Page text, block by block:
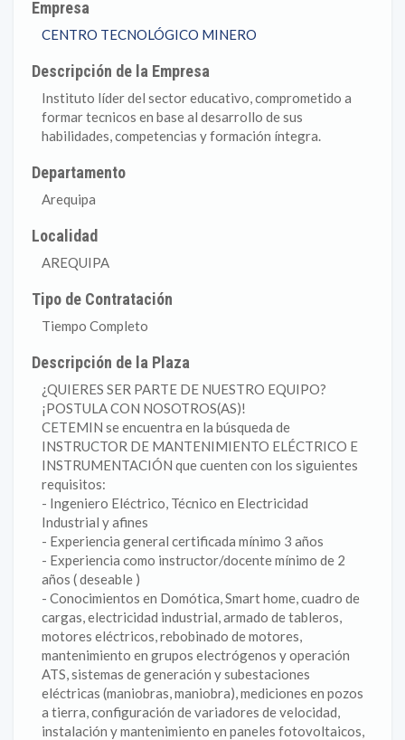
Empresa
CENTRO TECNOLÓGICO MINERO
Descripción de la Empresa
Instituto líder del sector educativo, comprometido a
formar tecnicos en base al desarrollo de sus
habilidades, competencias y formación íntegra.
Departamento
Arequipa
Localidad
AREQUIPA
Tipo de Contratación
Tiempo Completo
Descripción de la Plaza
¿QUIERES SER PARTE DE NUESTRO EQUIPO?
¡POSTULA CON NOSOTROS(AS)!
CETEMIN se encuentra en la búsqueda de
INSTRUCTOR DE MANTENIMIENTO ELÉCTRICO E
INSTRUMENTACIÓN que cuenten con los siguientes
requisitos:
- Ingeniero Eléctrico, Técnico en Electricidad
Industrial y afines
- Experiencia general certificada mínimo 3 años
- Experiencia como instructor/docente mínimo de 2
años ( deseable )
- Conocimientos en Domótica, Smart home, cuadro de
cargas, electricidad industrial, armado de tableros,
motores eléctricos, rebobinado de motores,
mantenimiento en grupos electrógenos y operación
ATS, sistemas de generación y subestaciones
eléctricas (maniobras, maniobra), mediciones en pozos
a tierra, configuración de variadores de velocidad,
instalación y mantenimiento en paneles fotovoltaicos,